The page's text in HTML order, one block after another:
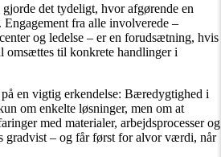
gjorde det tydeligt, hvor afgørende en
fra alle involverede –
og ledelse – er en forudsætning, hvis
omsættes til konkrete handlinger i
på en vigtig erkendelse: Bæredygtighed i
om enkelte løsninger, men om at
med materialer, arbejdsprocesser og
gradvist – og får først for alvor værdi, når